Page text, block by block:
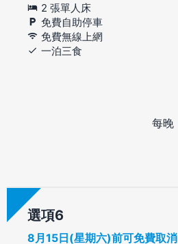
2 張單人床
免費自助停車
免費無線上網
一泊三食
每晚
選項
8月15日(星期六)前可免費取消